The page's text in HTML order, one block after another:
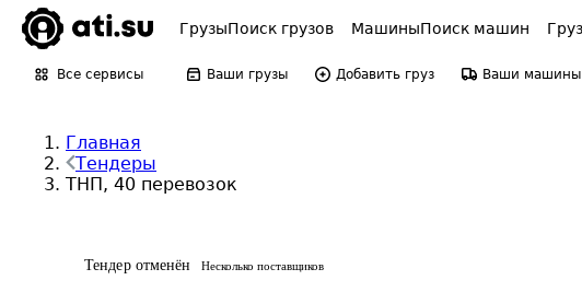
ГрузыПоиск грузов МашиныПоиск машин
Все сервисы Ваши грузы Добавить груз Ваши машины
Главная
Тендеры
ТНП, 40 перевозок
Тендер отменён Несколько поставщиков